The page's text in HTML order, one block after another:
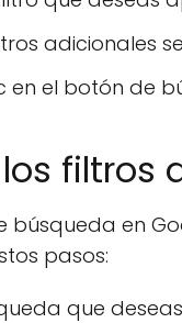
adicionales
en el botón de
filtros
búsqueda en
pasos:
que